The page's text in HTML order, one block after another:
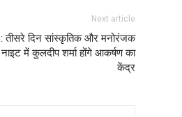
Next article
तीसरे दिन सांस्कृतिक और मनोरंजक
नाइट में कुलदीप शर्मा होंगे आकर्षण का
केंद्र